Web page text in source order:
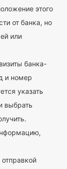
этого
от банка, но
или
банка-
и номер
указать
выбрать